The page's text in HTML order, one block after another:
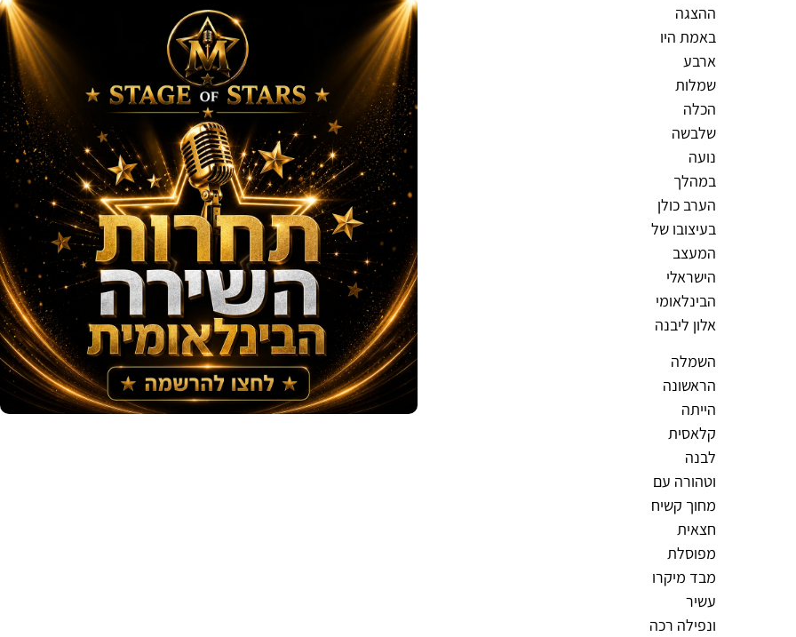
ההצגה
באמת היו
ארבע
שמלות
הכלה
שלבשה
נועה
במהלך
הערב כולן
בעיצובו של
המעצב
הישראלי
הבינלאומי
אלון ליבנה
השמלה
הראשונה
הייתה
קלאסית
לבנה
וטהורה עם
מחוך קשיח
חצאית
מפוסלת
מבד מיקרו
עשיר
ונפילה רכה